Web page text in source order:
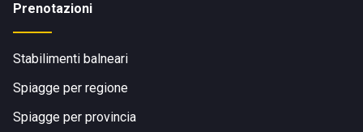
Prenotazioni
Stabilimenti balneari
Spiagge per regione
Spiagge per provincia